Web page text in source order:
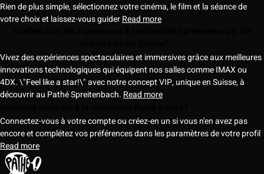
Rien de plus simple, sélectionnez votre cinéma, le film et la séance de
votre choix et laissez-vous guiderRead more
Vivez des expériences spectaculaires et immersives grâce aux meilleures
innovations technologiques qui équipent nos salles comme IMAX ou
4DX. \"Feel like a star!\" avec notre concept VIP, unique en Suisse, à
découvrir au Pathé Spreitenbach. Read more
Connectez-vous à votre compte ou créez-en un si vous n'en avez pas
encore et complétez vos préférences dans les paramètres de votre profil
Read more